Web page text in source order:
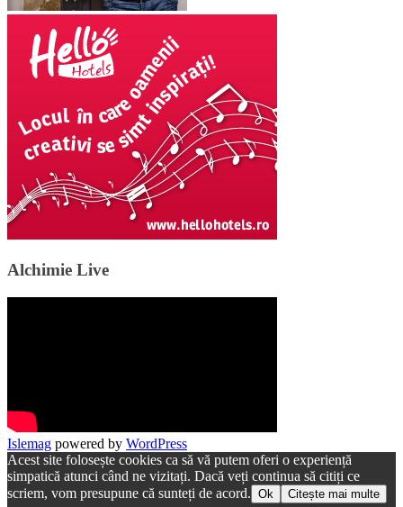
Alchimie Live
Islemag powered by WordPress
Acest site folosește cookies ca să vă putem oferi o experiență
simpatică atunci când ne vizitați. Dacă veți continua să citiți ce
scriem, vom presupune că sunteți de acord. Ok Citește mai multe